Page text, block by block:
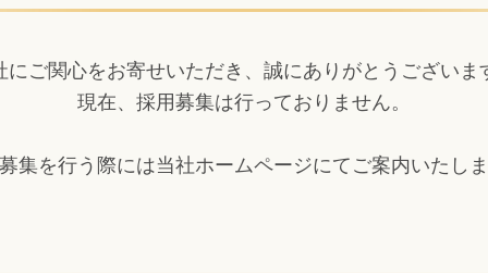
にご関心をお寄せいただき、誠にありがとうございま
現在、採用募集は行っておりません。
集を行う際には当社ホームページにてご案内いたしま